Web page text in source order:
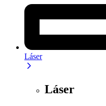
Láser
Láser